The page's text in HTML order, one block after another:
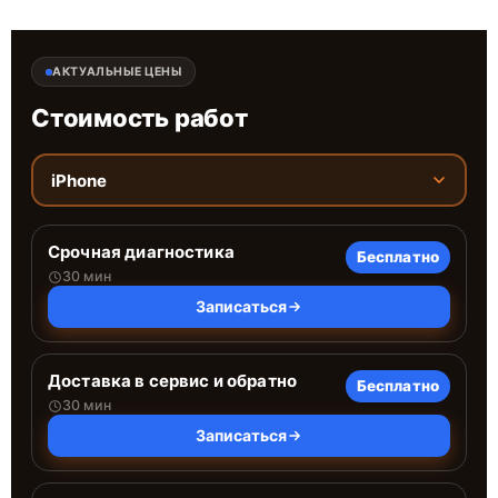
АКТУАЛЬНЫЕ ЦЕНЫ
Стоимость работ
iPhone
Срочная диагностика
30 мин
Бесплатно
Записаться
Доставка в сервис и обратно
30 мин
Бесплатно
Записаться